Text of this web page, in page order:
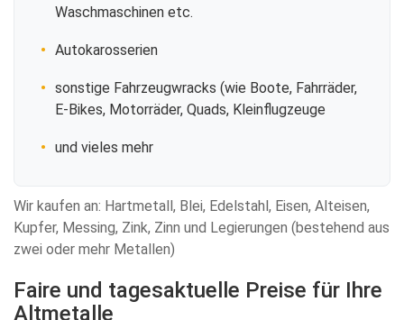
Waschmaschinen etc.
Autokarosserien
sonstige Fahrzeugwracks (wie Boote, Fahrräder,
E-Bikes, Motorräder, Quads, Kleinflugzeuge
und vieles mehr
Wir kaufen an: Hartmetall, Blei, Edelstahl, Eisen, Alteisen,
Kupfer, Messing, Zink, Zinn und Legierungen (bestehend aus
zwei oder mehr Metallen)
Faire und tagesaktuelle Preise für Ihre
Altmetalle